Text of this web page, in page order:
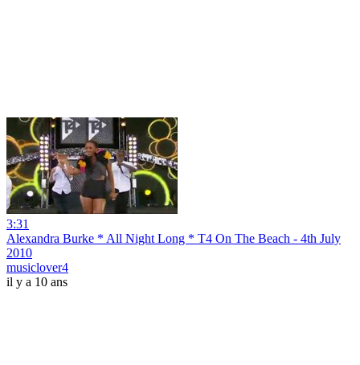
3:31
Alexandra Burke * All Night Long * T4 On The Beach - 4th July
2010
musiclover4
il y a 10 ans